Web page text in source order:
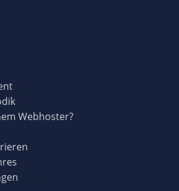
Webhoster?